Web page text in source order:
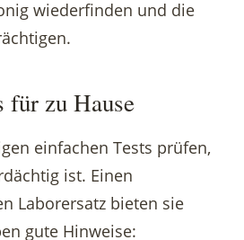
wiederfinden und die
für zu Hause
einfachen Tests prüfen,
ist. Einen
Laborersatz bieten sie
gute Hinweise: